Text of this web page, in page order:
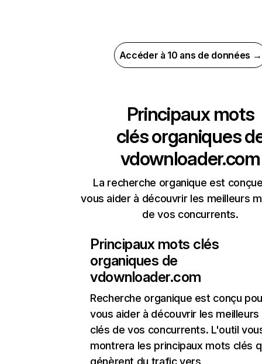
Accéder à 10 ans de données →
Principaux mots
clés organiques
vdownloader.com
La recherche organique est
vous aider à découvrir les meilleurs
de vos concurrents.
Principaux mots clés
organiques de
vdownloader.com
Recherche organique est conçu
vous aider à découvrir les
clés de vos concurrents. L'outil
montrera les principaux mots clés
génèrent du trafic vers